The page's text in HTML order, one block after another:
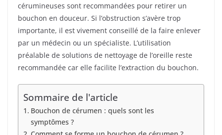
cérumineuses sont recommandées pour retirer un
bouchon en douceur. Si l’obstruction s’avère trop
importante, il est vivement conseillé de la faire enlever
par un médecin ou un spécialiste. L’utilisation
préalable de solutions de nettoyage de l’oreille reste
recommandée car elle facilite l’extraction du bouchon.
Sommaire de l'article
Bouchon de cérumen : quels sont les
symptômes ?